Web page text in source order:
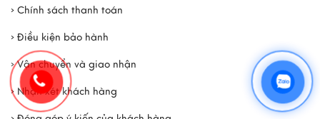
› Chính sách thanh toán
› Điều kiện bảo hành
› Vận chuyển và giao nhận
› Nhận xét khách hàng